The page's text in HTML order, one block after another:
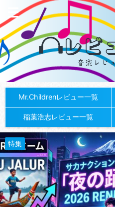
Mr.Childrenレビュー一覧
稲葉浩志レビュー一覧
特集